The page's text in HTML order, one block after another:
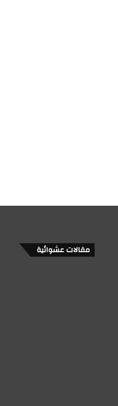
مقالات عشوائية